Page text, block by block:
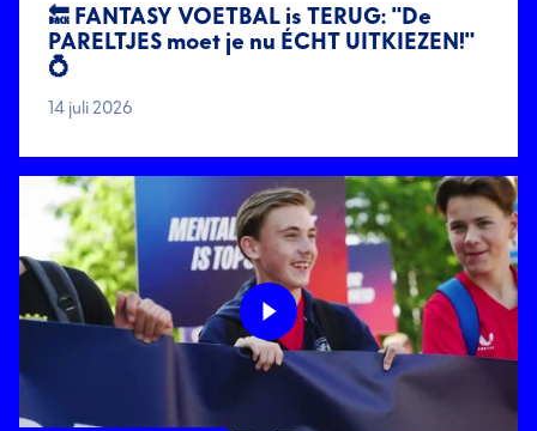
🔙 FANTASY VOETBAL is TERUG: "De
PARELTJES moet je nu ÉCHT UITKIEZEN!"
💍
14 juli 2026